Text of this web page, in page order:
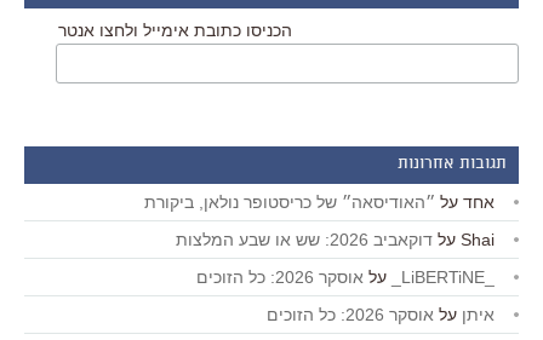
הכניסו כתובת אימייל ולחצו אנטר
תגובות אחרונות
אחד על ״האודיסאה״ של כריסטופר נולאן, ביקורת
Shai על דוקאביב 2026: שש או שבע המלצות
על אוסקר 2026: כל הזוכים
איתן על אוסקר 2026: כל הזוכים